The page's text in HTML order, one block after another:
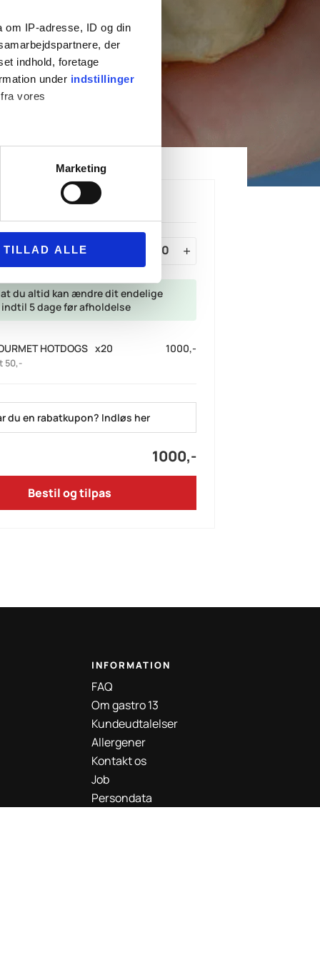
IP-adresse, ID og din
der
indhold, foretage
under indstillinger
vores
og til at analysere
for sociale medier,
Marketing
TILLAD ALLE
Din forespørgsel
du altid kan ændre dit endelige
5 dage før afholdelse
HOTDOGS x20 1000,-
50,-
du en rabatkupon? Indløs her
1000,-
Bestil og tilpas
INFORMATION
FAQ
Om gastro 13
Kundeudtalelser
Allergener
Kontakt os
Job
Persondata